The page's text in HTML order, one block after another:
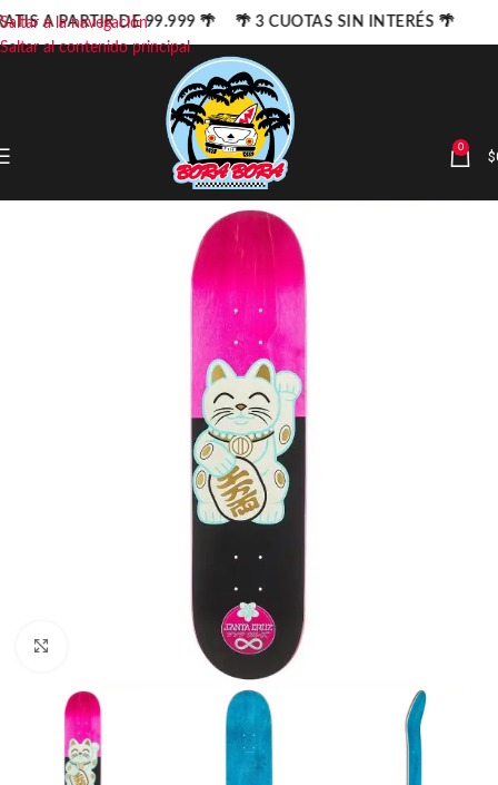
Saltar a la navegación
Saltar al contenido principal
0 $
Haga clic para ampliar
A PARTIR DE 99.999 🌴 🌴 3 CUOTAS SIN INTERÉS 🌴